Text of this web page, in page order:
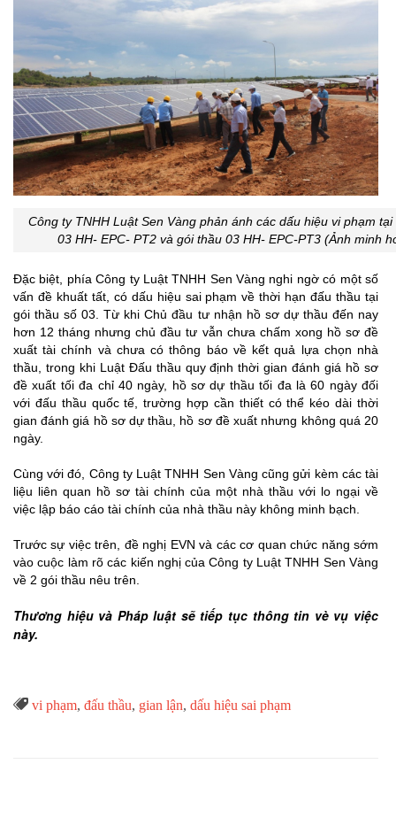
Công ty TNHH Luật Sen Vàng phản ánh các dấu hiệu vi phạm tại
03 HH- EPC- PT2 và gói thầu 03 HH- EPC-PT3 (Ảnh minh
Đặc biệt, phía Công ty Luật TNHH Sen Vàng nghi ngờ có một số
vấn đề khuất tất, có dấu hiệu sai phạm về thời hạn đấu thầu tại
gói thầu số 03. Từ khi Chủ đầu tư nhận hồ sơ dự thầu đến nay
hơn 12 tháng nhưng chủ đầu tư vẫn chưa chấm xong hồ sơ đề
xuất tài chính và chưa có thông báo về kết quả lựa chọn nhà
thầu, trong khi Luật Đấu thầu quy định thời gian đánh giá hồ sơ
đề xuất tối đa chỉ 40 ngày, hồ sơ dự thầu tối đa là 60 ngày đối
với đấu thầu quốc tế, trường hợp cần thiết có thể kéo dài thời
gian đánh giá hồ sơ dự thầu, hồ sơ đề xuất nhưng không quá 20
ngày.
Cùng với đó, Công ty Luật TNHH Sen Vàng cũng gửi kèm các tài
liệu liên quan hồ sơ tài chính của một nhà thầu với lo ngại về
việc lập báo cáo tài chính của nhà thầu này không minh bạch.
Trước sự việc trên, đề nghị EVN và các cơ quan chức năng sớm
vào cuộc làm rõ các kiến nghị của Công ty Luật TNHH Sen Vàng
về 2 gói thầu nêu trên.
Thương hiệu và Pháp luật sẽ tiếp tục thông tin vè vụ việc
này.
Từ
vi phạm, đấu thầu, gian lận, dấu hiệu sai phạm